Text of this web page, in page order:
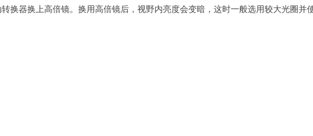
换器换上高倍镜。换用高倍镜后，视野内亮度会变暗，这时一般选用较大光圈并